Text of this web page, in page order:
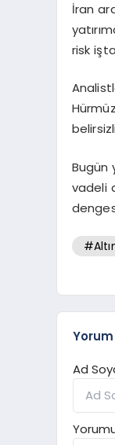
İran
risk
Bugün
vadeli
Ad